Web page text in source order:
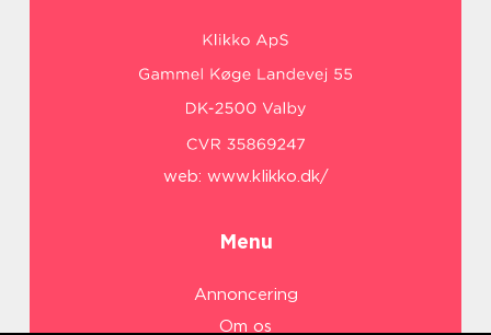
web: www.klikko.dk/
Menu
Annoncering
Om os